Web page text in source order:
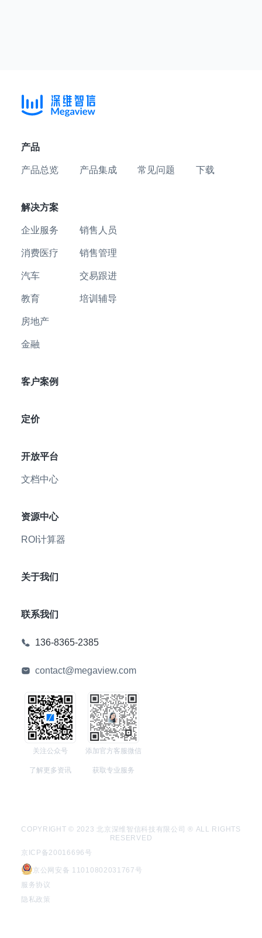
产品
产品总览 产品集成 常见问题 下载
解决方案
企业服务
消费医疗
汽车
教育
房地产
金融
销售人员
销售管理
交易跟进
培训辅导
客户案例
定价
开放平台
文档中心
资源中心
ROI计算器
关于我们
联系我们
136-8365-2385
contact@megaview.com
关注公众号
了解更多资讯
添加官方客服微信
获取专业服务
COPYRIGHT © 2023 北京深维智信科技有限公司 ® ALL RIGHTS
RESERVED
京ICP备20016696号
京公网安备 11010802031767号
服务协议
隐私政策